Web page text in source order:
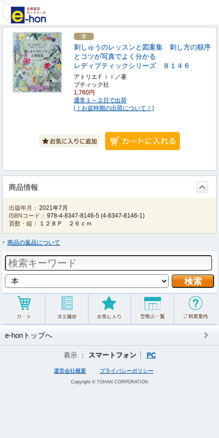
刺しゅうのレッスンと図案集 刺し方の順序
とコツが写真でよく分かる
レディブティックシリーズ ８１４６
アトリエＦｉｌ／著
ブティック社
1,760円
通常１～２日で出荷
(！お盆時期の出荷について！)
商品情報
出版年月： 2021年7月
ISBNコード： 978-4-8347-8146-5 (4-8347-8146-1)
頁数・縦：
１２８Ｐ ２６ｃｍ
商品の返品について
e-honトップへ
表示 ： スマートフォン PC
運営会社概要 プライバシーポリシー
Copyright © TOHAN CORPORATION